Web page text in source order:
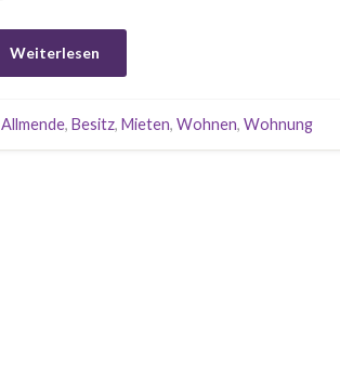
Weiterlesen
Allmende, Besitz, Mieten, Wohnen, Wohnung